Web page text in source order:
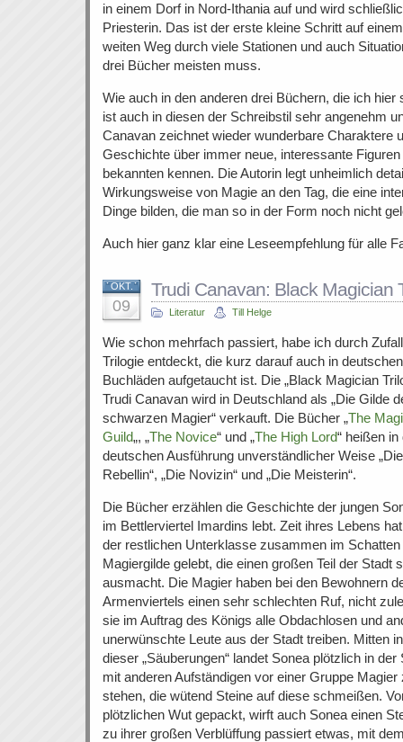
in einem Dorf in Nord-Ithania auf und wird
Priesterin. Das ist der erste kleine Schritt auf einem
weiten Weg durch viele Stationen und auch
drei Bücher meisten muss.
Wie auch in den anderen drei Büchern, die ich
ist auch in diesen der Schreibstil sehr angenehm
Canavan zeichnet wieder wunderbare Charaktere
Geschichte über immer neue, interessante
bekannten kennen. Die Autorin legt unheimlich
Wirkungsweise von Magie an den Tag, die eine
Dinge bilden, die man so in der Form noch nicht
Auch hier ganz klar eine Leseempfehlung für alle
OKT.
09
Trudi Canavan: Black Magician
Literatur Till Helge
Wie schon mehrfach passiert, habe ich durch
Trilogie entdeckt, die kurz darauf auch in deutschen
Buchläden aufgetaucht ist. Die „Black Magician
Trudi Canavan wird in Deutschland als „Die Gilde
schwarzen Magier“ verkauft. Die Bücher „The
Guild„, „The Novice“ und „The High Lord“ heißen in
deutschen Ausführung unverständlicher Weise „Die
Rebellin“, „Die Novizin“ und „Die Meisterin“.
Die Bücher erzählen die Geschichte der jungen
im Bettlerviertel Imardins lebt. Zeit ihres Lebens
der restlichen Unterklasse zusammen im Schatten
Magiergilde gelebt, die einen großen Teil der Stadt
ausmacht. Die Magier haben bei den Bewohnern
Armenviertels einen sehr schlechten Ruf, nicht
sie im Auftrag des Königs alle Obdachlosen und
unerwünschte Leute aus der Stadt treiben. Mitten
dieser „Säuberungen“ landet Sonea plötzlich in der
mit anderen Aufständigen vor einer Gruppe Magier
stehen, die wütend Steine auf diese schmeißen.
plötzlichen Wut gepackt, wirft auch Sonea einen
zu ihrer großen Verblüffung passiert etwas, mit